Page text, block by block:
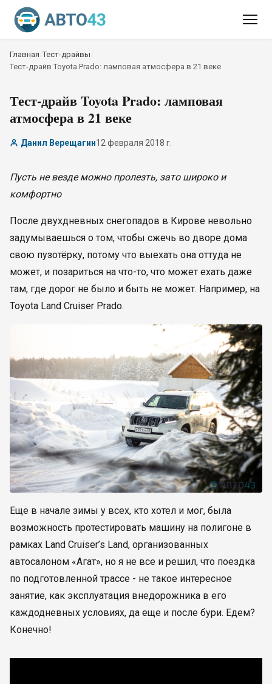
Главная /Тест-драйвы
Тест-драйв Toyota Prado: ламповая атмосфера в 21 веке
Тест-драйв Toyota Prado: ламповая
атмосфера в 21 веке
Данил Верещагин12 февраля 2018 г.
Пусть не везде можно пролезть, зато широко и
комфортно
После двухдневных снегопадов в Кирове невольно
задумываешься о том, чтобы сжечь во дворе дома
свою пузотёрку, потому что выехать она оттуда не
может, и позариться на что-то, что может ехать даже
там, где дорог не было и быть не может. Например, на
Toyota Land Cruiser Prado.
Еще в начале зимы у всех, кто хотел и мог, была
возможность протестировать машину на полигоне в
рамках Land Cruiser’s Land, организованных
автосалоном «Агат», но я не все и решил, что поездка
по подготовленной трассе - не такое интересное
занятие, как эксплуатация внедорожника в его
каждодневных условиях, да еще и после бури. Едем?
Конечно!